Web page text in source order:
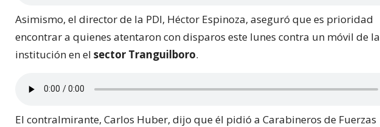
Asimismo, el director de la PDI, Héctor Espinoza, aseguró que es prioridad
encontrar a quienes atentaron con disparos este lunes contra un móvil de la
institución en el sector Tranguilboro.
El contralmirante, Carlos Huber, dijo que él pidió a Carabineros de Fuerzas